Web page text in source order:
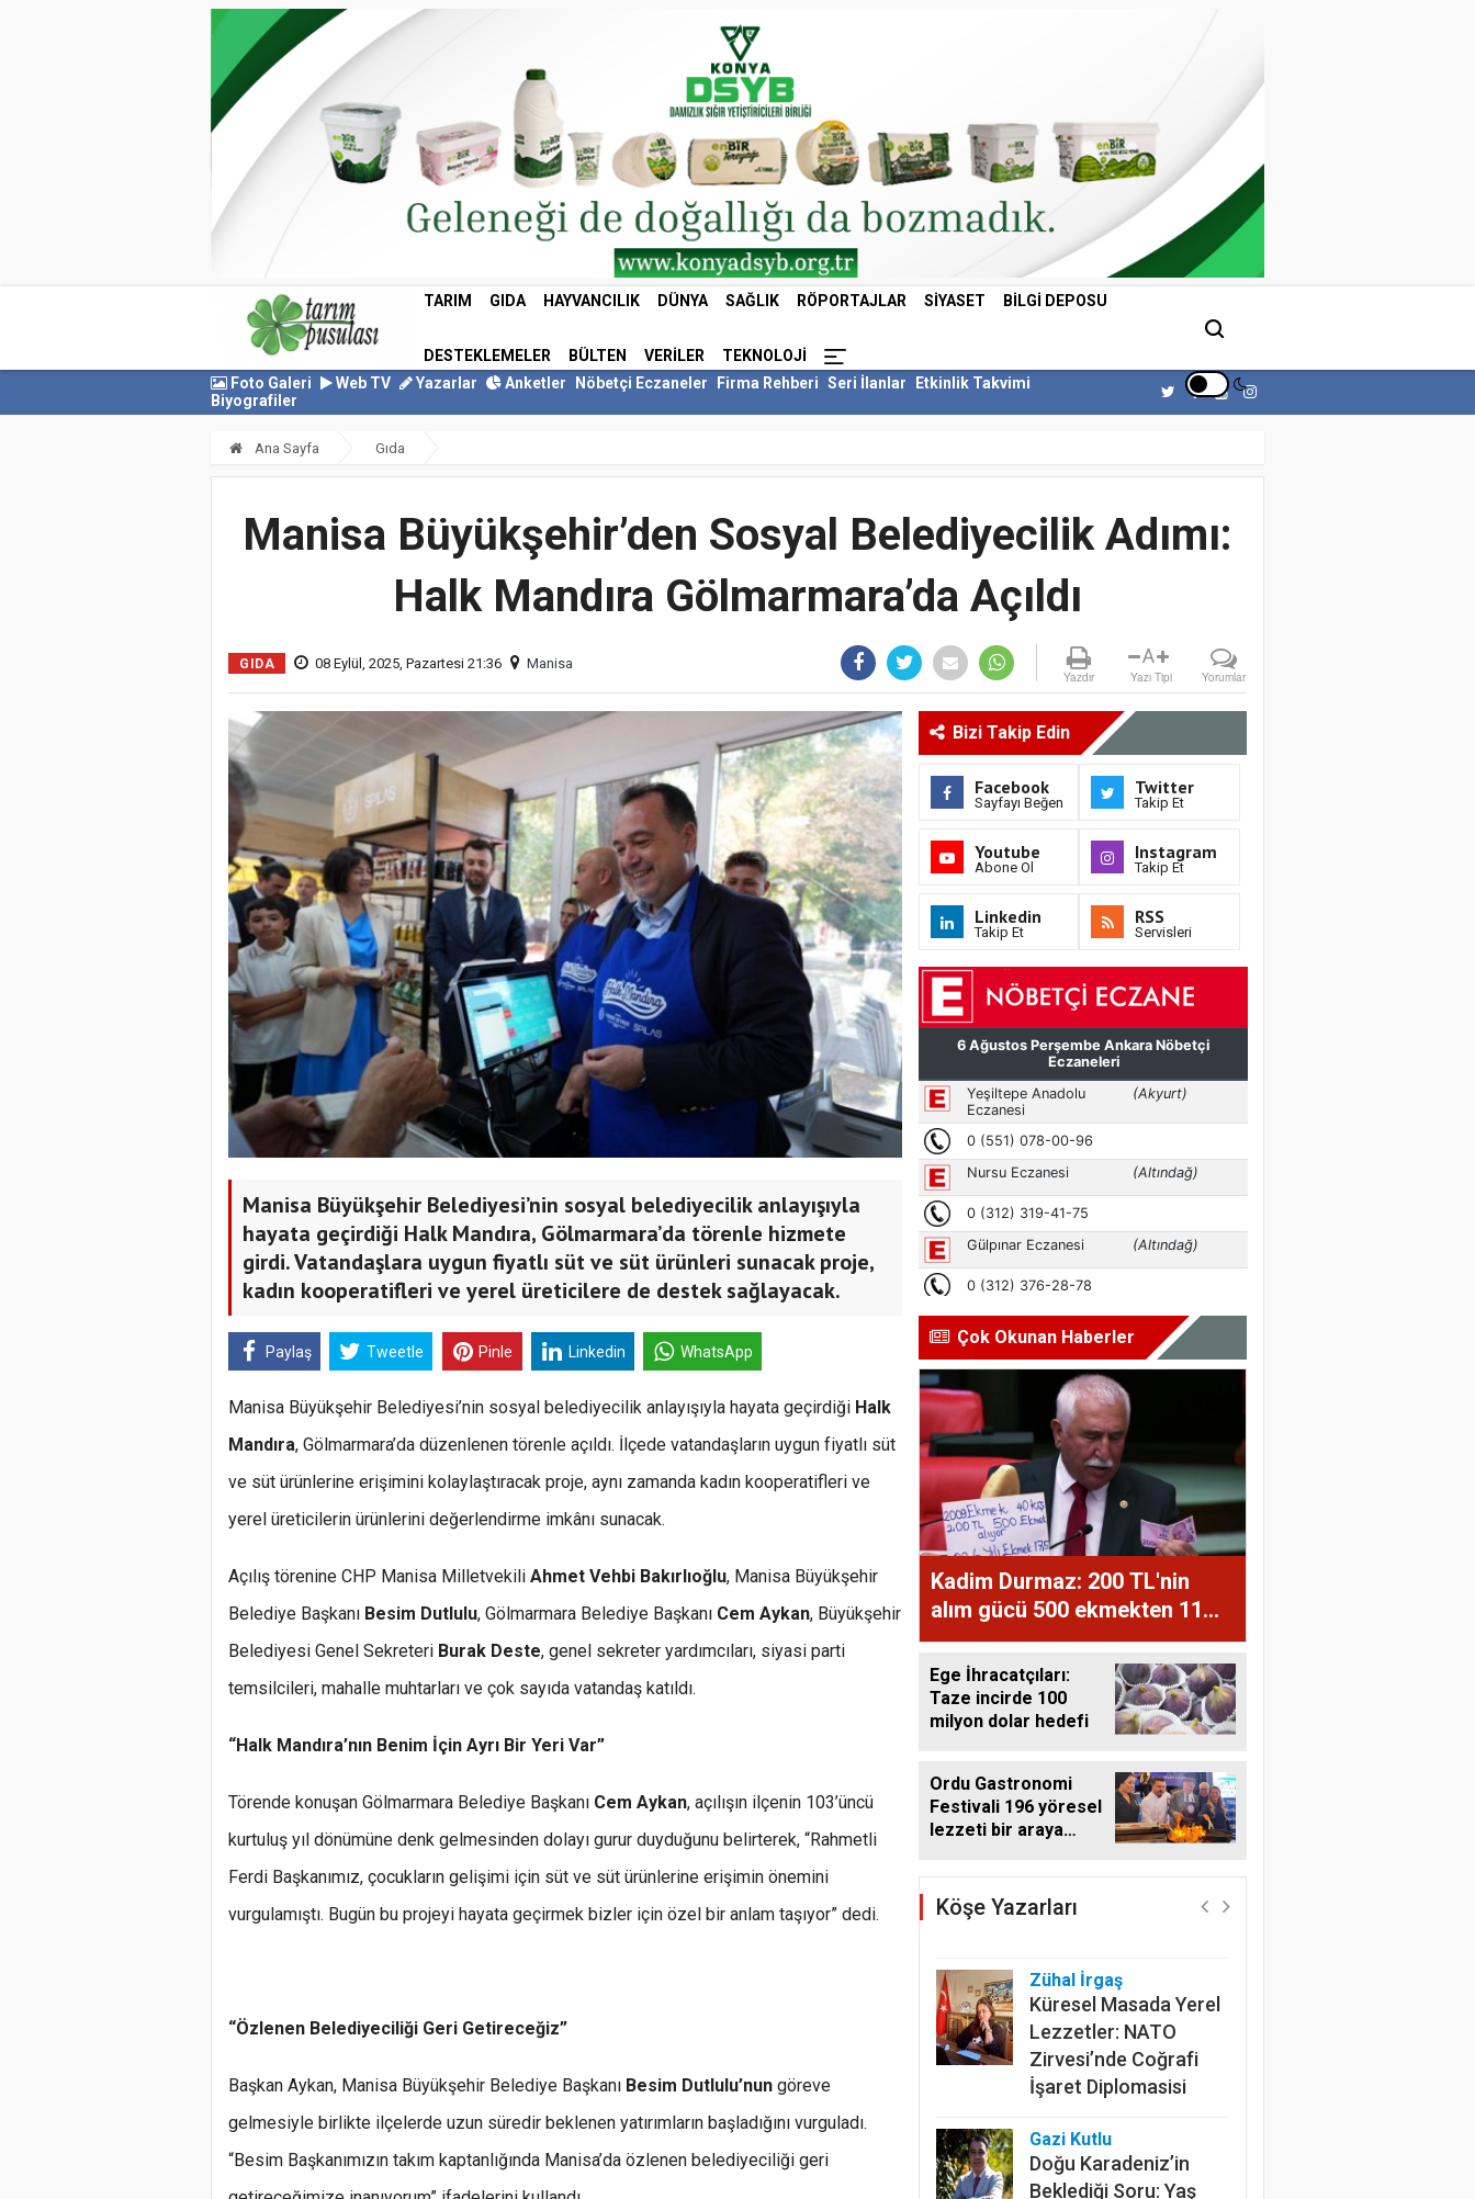
TARIM GIDA HAYVANCILIK DÜNYA SAĞLIK RÖPORTAJLAR SIYASET BILGI DEPOSU
DESTEKLEMELER BÜLTEN VERILER
TEKNOLOJI
Foto Galeri
Web TV Yazarlar Anketler Nöbetçi Eczaneler Firma Rehberi Seri İlanlar
Etkinlik Takvimi
Biyografiler
Ana Sayfa Gıda
Manisa Büyükşehir’den Sosyal Belediyecilik Adımı:
Halk Mandıra Gölmarmara’da Açıldı
GIDA 08 Eylül, 2025, Pazartesi 21:36 Manisa
Yazdır
A
Yazı Tipi Yorumlar
Manisa Büyükşehir Belediyesi’nin sosyal belediyecilik anlayışıyla
hayata geçirdiği Halk Mandıra, Gölmarmara’da törenle hizmete
girdi. Vatandaşlara uygun fiyatlı süt ve süt ürünleri sunacak proje,
kadın kooperatifleri ve yerel üreticilere de destek sağlayacak.
Paylaş Tweetle Pinle Linkedin WhatsApp
Manisa Büyükşehir Belediyesi’nin sosyal belediyecilik anlayışıyla hayata geçirdiği Halk
Mandıra, Gölmarmara’da düzenlenen törenle açıldı. İlçede vatandaşların uygun fiyatlı süt
ve süt ürünlerine erişimini kolaylaştıracak proje, aynı zamanda kadın kooperatifleri ve
yerel üreticilerin ürünlerini değerlendirme imkânı sunacak.
Açılış törenine CHP Manisa Milletvekili Ahmet Vehbi Bakırlıoğlu, Manisa Büyükşehir
Belediye Başkanı Besim Dutlulu, Gölmarmara Belediye Başkanı Cem Aykan, Büyükşehir
Belediyesi Genel Sekreteri Burak Deste, genel sekreter yardımcıları, siyasi parti
temsilcileri, mahalle muhtarları ve çok sayıda vatandaş katıldı.
“Halk Mandıra’nın Benim İçin Ayrı Bir Yeri Var”
Törende konuşan Gölmarmara Belediye Başkanı Cem Aykan, açılışın ilçenin 103’üncü
kurtuluş yıl dönümüne denk gelmesinden dolayı gurur duyduğunu belirterek, “Rahmetli
Ferdi Başkanımız, çocukların gelişimi için süt ve süt ürünlerine erişimin önemini
vurgulamıştı. Bugün bu projeyi hayata geçirmek bizler için özel bir anlam taşıyor” dedi.
“Özlenen Belediyeciliği Geri Getireceğiz”
Başkan Aykan, Manisa Büyükşehir Belediye Başkanı Besim Dutlulu’nun göreve
gelmesiyle birlikte ilçelerde uzun süredir beklenen yatırımların başladığını vurguladı.
“Besim Başkanımızın takım kaptanlığında Manisa’da özlenen belediyeciliği geri
Bizi Takip Edin
Facebook
Sayfayı Beğen
Twitter
Takip Et
Youtube
Abone Ol
Instagram
Takip Et
Linkedin
Takip Et
RSS
Servisleri
Çok Okunan Haberler
Kadim Durmaz: 200 TL'nin
alım gücü 500 ekmekten 11
ekmeğe düştü
Ege İhracatçıları:
Taze incirde 100
milyon dolar hedefi
Ordu Gastronomi
Festivali 196 yöresel
lezzeti bir araya
Köşe Yazarları
Harun Göksel
Geleceğin Pamuğu:
Doğal, İzlenebilir ve
Zühal İrgaş
Küresel Masada Yerel
Lezzetler: NATO
Zirvesi’nde Coğrafi
İşaret Diplomasisi
Gazi Kutlu
Doğu Karadeniz’in
Beklediği Soru: Yaş